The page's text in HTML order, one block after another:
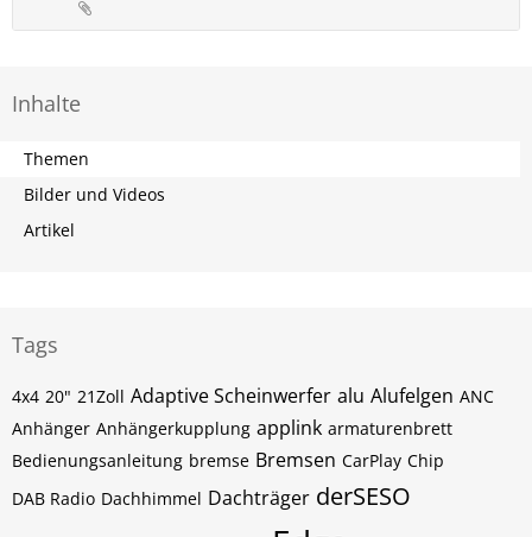
Inhalte
Themen
Bilder und Videos
Artikel
Tags
4x4 20" 21Zoll Adaptive Scheinwerfer alu Alufelgen ANC
Anhänger Anhängerkupplung applink armaturenbrett
Bedienungsanleitung bremse Bremsen CarPlay Chip
DAB Radio Dachhimmel Dachträger derSESO